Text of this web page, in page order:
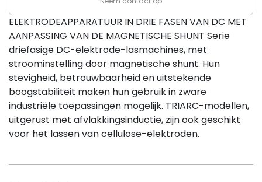
ELEKTRODEAPPARATUUR IN DRIE FASEN VAN DC MET
AANPASSING VAN DE MAGNETISCHE SHUNT Serie
driefasige DC-elektrode-lasmachines, met
stroominstelling door magnetische shunt. Hun
stevigheid, betrouwbaarheid en uitstekende
boogstabiliteit maken hun gebruik in zware
industriële toepassingen mogelijk. TRIARC-modellen,
uitgerust met afvlakkingsinductie, zijn ook geschikt
voor het lassen van cellulose-elektroden.